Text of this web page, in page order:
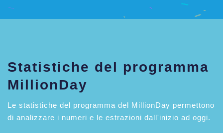
Statistiche del programma
MillionDay
Le statistiche del programma del MillionDay permettono
di analizzare i numeri e le estrazioni dall'inizio ad oggi.